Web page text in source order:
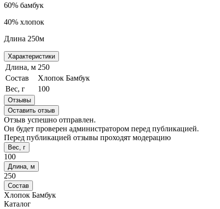
60% бамбук
40% хлопок
Длина 250м
Характеристики
Длина, м 250
Состав
Хлопок Бамбук
Вес, г
100
Отзывы
Оставить отзыв
Отзыв успешно отправлен.
Он будет проверен администратором перед публикацией.
Перед публикацией отзывы проходят модерацию
Вес, г
100
Длина, м
250
Состав
Хлопок Бамбук
Каталог